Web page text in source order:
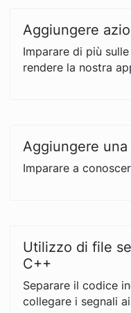
Aggiungere
Imparare di più
rendere la nostra
Aggiungere
Imparare a
Utilizzo di file
C++
Separare il codice
collegare i segnali